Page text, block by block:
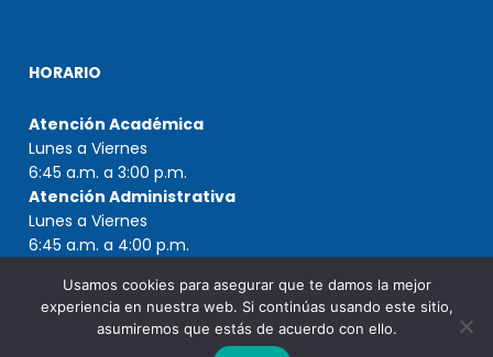
HORARIO
Atención Académica
Lunes a Viernes
6:45 a.m. a 3:00 p.m.
Atención Administrativa
Lunes a Viernes
6:45 a.m. a 4:00 p.m.
Copyright © 2021 Colegio Teresiano de Nuestra Señora de la
Usamos cookies para asegurar que te damos la mejor
experiencia en nuestra web. Si continúas usando este sitio,
asumiremos que estás de acuerdo con ello.